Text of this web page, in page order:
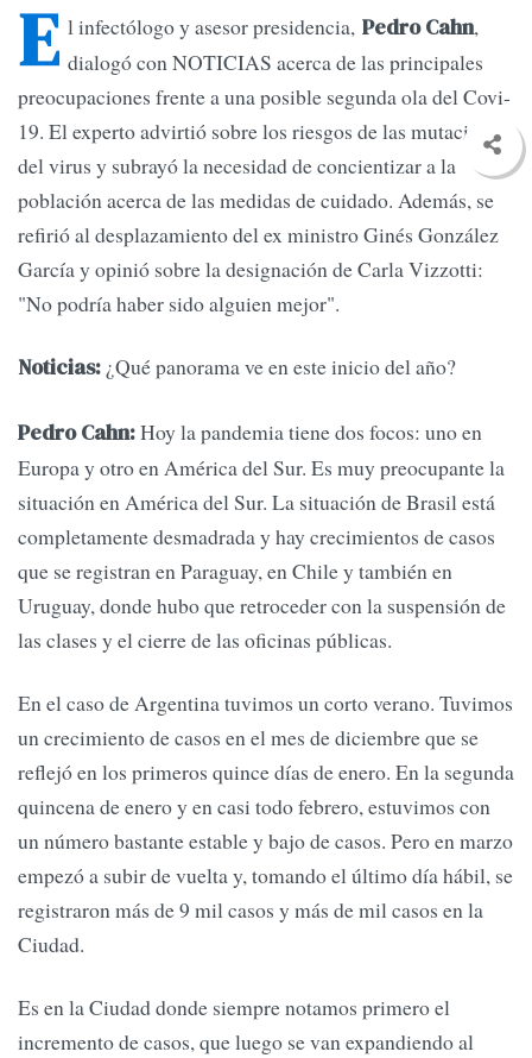
E l infectólogo y asesor presidencia, Pedro Cahn,
dialogó con NOTICIAS acerca de las principales
preocupaciones frente a una posible segunda ola del Covi-
19. El experto advirtió sobre los riesgos de las mutaciones
del virus y subrayó la necesidad de concientizar a la
población acerca de las medidas de cuidado. Además, se
refirió al desplazamiento del ex ministro Ginés González
García y opinió sobre la designación de Carla Vizzotti:
"No podría haber sido alguien mejor".
Noticias: ¿Qué panorama ve en este inicio del año?
Pedro Cahn:Hoy la pandemia tiene dos focos: uno en
Europa y otro en América del Sur. Es muy preocupante la
situación en América del Sur. La situación de Brasil está
completamente desmadrada y hay crecimientos de casos
que se registran en Paraguay, en Chile y también en
Uruguay, donde hubo que retroceder con la suspensión de
las clases y el cierre de las oficinas públicas.
En el caso de Argentina tuvimos un corto verano. Tuvimos
un crecimiento de casos en el mes de diciembre que se
reflejó en los primeros quince días de enero. En la segunda
quincena de enero y en casi todo febrero, estuvimos con
un número bastante estable y bajo de casos. Pero en marzo
empezó a subir de vuelta y, tomando el último día hábil, se
registraron más de 9 mil casos y más de mil casos en la
Ciudad.
Es en la Ciudad donde siempre notamos primero el
incremento de casos, que luego se van expandiendo al